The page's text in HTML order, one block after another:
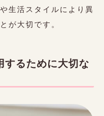
生活スタイルにより異
が大切です。
するために大切な